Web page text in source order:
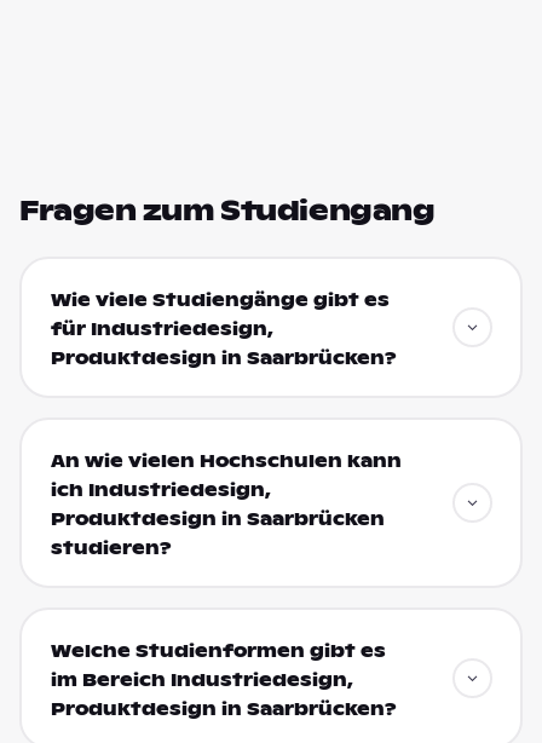
Fragen zum Studiengang
Wie viele Studiengänge gibt es
für Industriedesign,
Produktdesign in Saarbrücken?
An wie vielen Hochschulen kann
ich Industriedesign,
Produktdesign in Saarbrücken
studieren?
Welche Studienformen gibt es
im Bereich Industriedesign,
Produktdesign in Saarbrücken?